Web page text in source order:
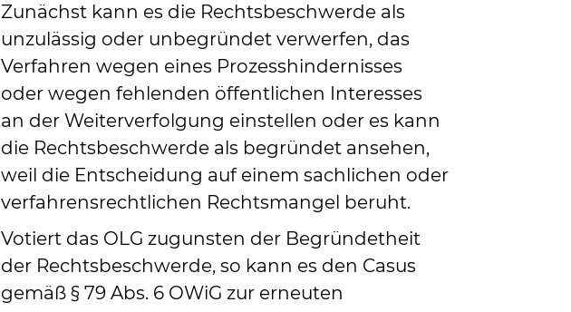
Zunächst kann es die Rechtsbeschwerde als
unzulässig oder unbegründet verwerfen, das
Verfahren wegen eines Prozesshindernisses
oder wegen fehlenden öffentlichen Interesses
an der Weiterverfolgung einstellen oder es kann
die Rechtsbeschwerde als begründet ansehen,
weil die Entscheidung auf einem sachlichen oder
verfahrensrechtlichen Rechtsmangel beruht.
Votiert das OLG zugunsten der Begründetheit
der Rechtsbeschwerde, so kann es den Casus
gemäß § 79 Abs. 6 OWiG zur erneuten